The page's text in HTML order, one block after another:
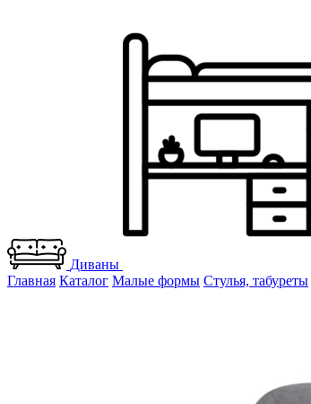
Диваны
Главная Каталог Малые формы Стулья, табуреты